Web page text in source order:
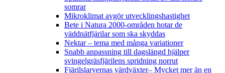
somrar
Mikroklimat avgör utvecklingshastighet
Bete i Natura 2000-områden hotar de
väddnätfjärilar som ska skyddas
Nektar – tema med många variationer
Snabb anpassning till dagslängd hjälper
svingelgräsfjärilens spridning norrut
Fjärilslarvernas värdväxter– Mycket mer än en